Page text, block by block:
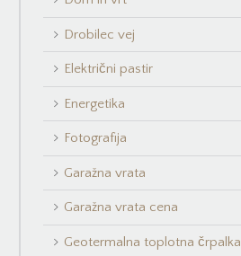
Drobilec vej
Električni pastir
Energetika
Fotografija
Garažna vrata
Garažna vrata cena
Geotermalna toplotna črpalka